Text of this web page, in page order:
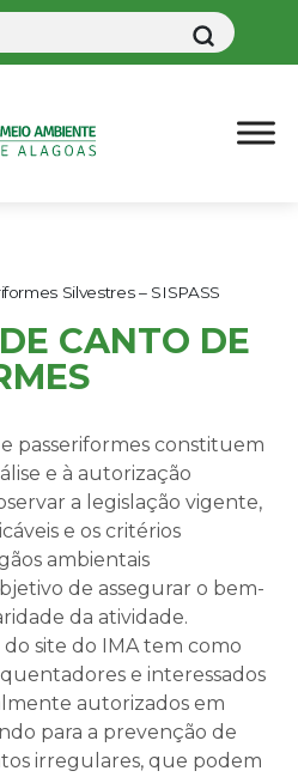
Silvestres – SISPASS
CANTO DE
passeriformes constituem
e à autorização
a legislação vigente,
e os critérios
ambientais
de assegurar o bem-
da atividade.
site do IMA tem como
e interessados
autorizados em
para a prevenção de
irregulares, que podem